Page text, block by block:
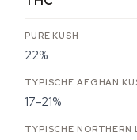
22%
17–21%